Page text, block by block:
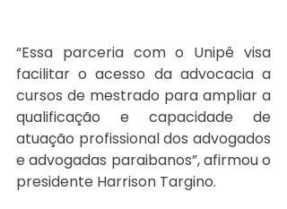
“Essa parceria com o Unipê visa
facilitar o acesso da advocacia a
cursos de mestrado para ampliar a
qualificação e capacidade de
atuação profissional dos advogados
e advogadas paraibanos”, afirmou o
presidente Harrison Targino.